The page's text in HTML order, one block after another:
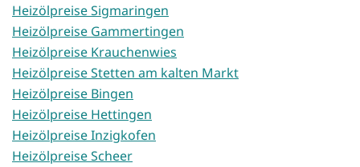
Heizölpreise Sigmaringen
Heizölpreise Gammertingen
Heizölpreise Krauchenwies
Heizölpreise Stetten am kalten Markt
Heizölpreise Bingen
Heizölpreise Hettingen
Heizölpreise Inzigkofen
Heizölpreise Scheer